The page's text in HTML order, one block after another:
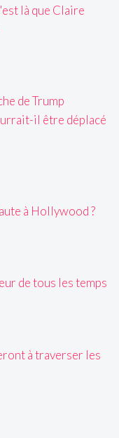
là que Claire
de Trump
il être déplacé
à Hollywood ?
de tous les temps
à traverser les